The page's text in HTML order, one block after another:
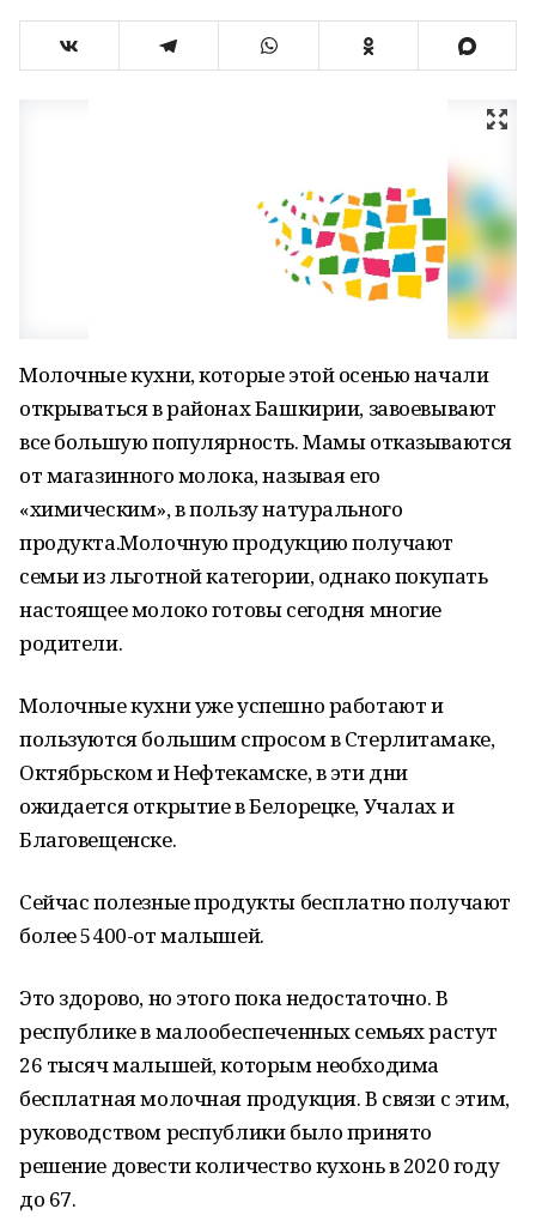
Молочные кухни, которые этой осенью начали
открываться в районах Башкирии, завоевывают
все большую популярность. Мамы отказываются
от магазинного молока, называя его
«химическим», в пользу натурального
продукта.Молочную продукцию получают
семьи из льготной категории, однако покупать
настоящее молоко готовы сегодня многие
родители.
Молочные кухни уже успешно работают и
пользуются большим спросом в Стерлитамаке,
Октябрьском и Нефтекамске, в эти дни
ожидается открытие в Белорецке, Учалах и
Благовещенске.
Сейчас полезные продукты бесплатно получают
более 5400-от малышей.
Это здорово, но этого пока недостаточно. В
республике в малообеспеченных семьях растут
26 тысяч малышей, которым необходима
бесплатная молочная продукция. В связи с этим,
руководством республики было принято
решение довести количество кухонь в 2020 году
до 67.